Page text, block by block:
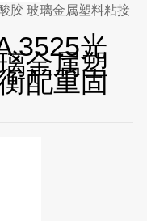
胶 玻璃金属塑料粘接
3525光
金属塑
配重固